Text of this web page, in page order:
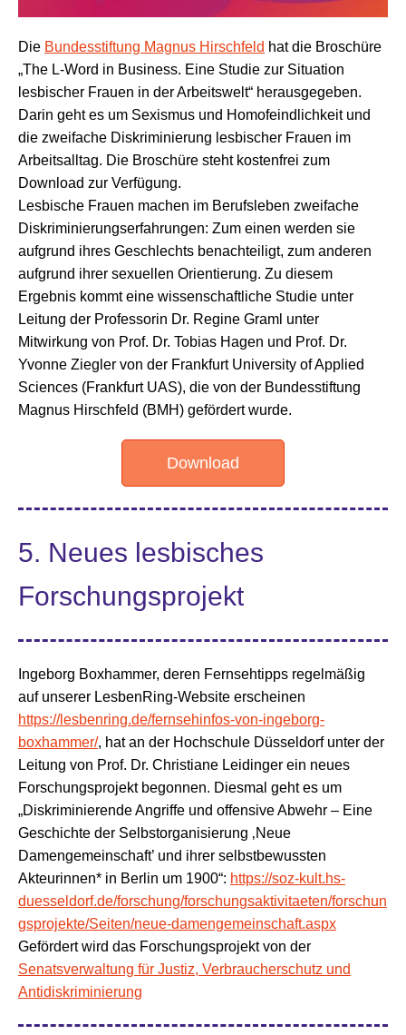
Die Bundesstiftung Magnus Hirschfeld hat die Broschüre
„The L-Word in Business. Eine Studie zur Situation
lesbischer Frauen in der Arbeitswelt“ herausgegeben.
Darin geht es um Sexismus und Homofeindlichkeit und
die zweifache Diskriminierung lesbischer Frauen im
Arbeitsalltag. Die Broschüre steht kostenfrei zum
Download zur Verfügung.
Lesbische Frauen machen im Berufsleben zweifache
Diskriminierungserfahrungen: Zum einen werden sie
aufgrund ihres Geschlechts benachteiligt, zum anderen
aufgrund ihrer sexuellen Orientierung. Zu diesem
Ergebnis kommt eine wissenschaftliche Studie unter
Leitung der Professorin Dr. Regine Graml unter
Mitwirkung von Prof. Dr. Tobias Hagen und Prof. Dr.
Yvonne Ziegler von der Frankfurt University of Applied
Sciences (Frankfurt UAS), die von der Bundesstiftung
Magnus Hirschfeld (BMH) gefördert wurde.
Download
5. Neues lesbisches
Forschungsprojekt
Ingeborg Boxhammer, deren Fernsehtipps regelmäßig
auf unserer LesbenRing-Website erscheinen
https://lesbenring.de/fernsehinfos-von-ingeborg-
boxhammer/, hat an der Hochschule Düsseldorf unter der
Leitung von Prof. Dr. Christiane Leidinger ein neues
Forschungsprojekt begonnen. Diesmal geht es um
„Diskriminierende Angriffe und offensive Abwehr – Eine
Geschichte der Selbstorganisierung ‚Neue
Damengemeinschaft’ und ihrer selbstbewussten
Akteurinnen* in Berlin um 1900“: https://soz-kult.hs-
duesseldorf.de/forschung/forschungsaktivitaeten/forschun
gsprojekte/Seiten/neue-damengemeinschaft.aspx
Gefördert wird das Forschungsprojekt von der
Senatsverwaltung für Justiz, Verbraucherschutz und
Antidiskriminierung